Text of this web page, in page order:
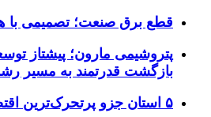
قطع برق صنعت؛ تصمیمی با
پتروشیمی مارون؛ پیشتاز
بازگشت قدرتمند به مسیر رشد
۵ استان جزو پرتحرک‌ترین اقتصاد‌های کشور